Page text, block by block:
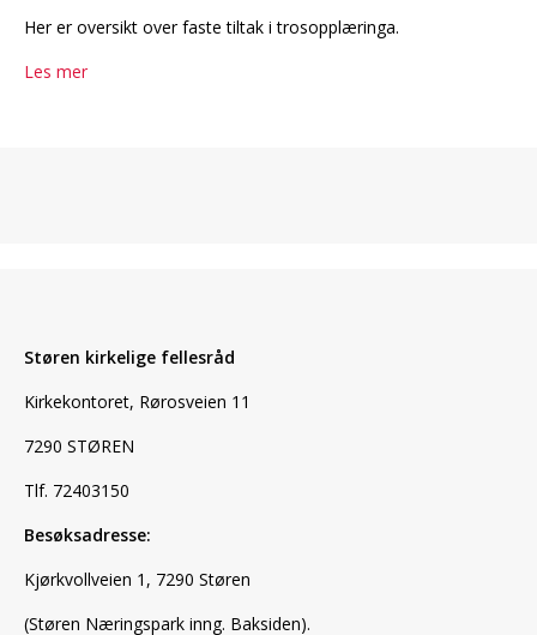
Her er oversikt over faste tiltak i trosopplæringa.
Les mer
Støren kirkelige fellesråd
Kirkekontoret, Rørosveien 11
7290 STØREN
Tlf. 72403150
Besøksadresse:
Kjørkvollveien 1, 7290 Støren
(Støren Næringspark inng. Baksiden).